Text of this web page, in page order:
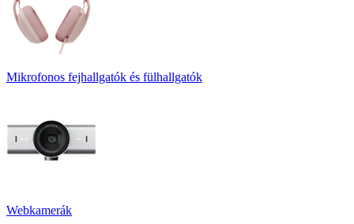
Mikrofonos fejhallgatók és fülhallgatók
Webkamerák